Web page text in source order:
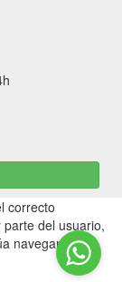
correcto
del usuario,
navegando,